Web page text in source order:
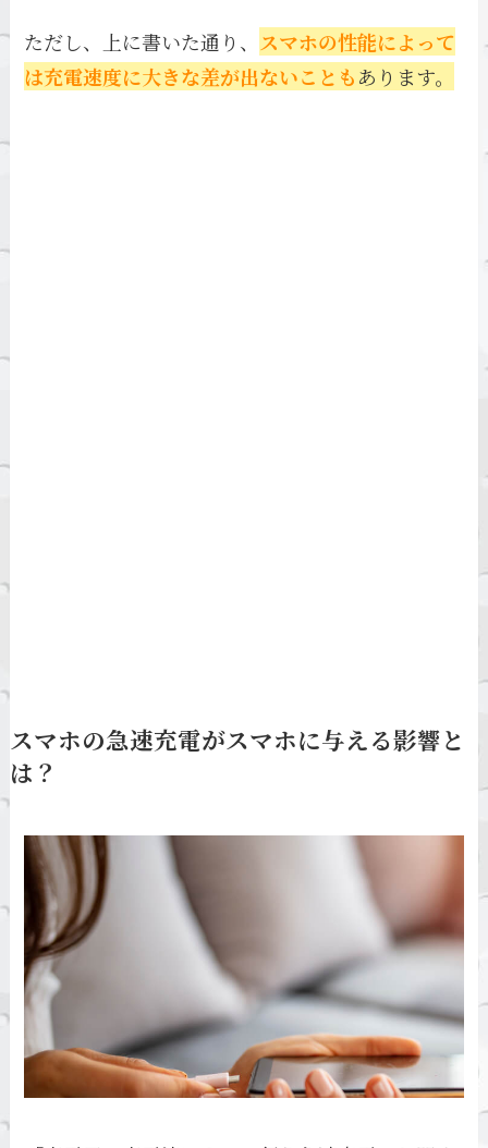
ただし、上に書いた通り、 スマホの性能によって
は充電速度に大きな差が出ないこともあります。
スマホの急速充電がスマホに与える影響と
は？